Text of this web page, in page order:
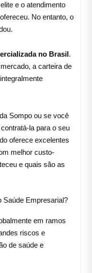
e o atendimento
No entanto, o
no Brasil.
a carteira de
Sompo ou se você
la para o seu
oferece excelentes
melhor custo-
e quais são as
Saúde Empresarial?
em ramos
riscos e
de saúde e